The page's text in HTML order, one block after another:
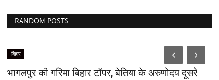
RANDOM POSTS
बिहार
भागलपुर की गरिमा बिहार टॉपर, बेतिया के अरुणोदय दूसरे